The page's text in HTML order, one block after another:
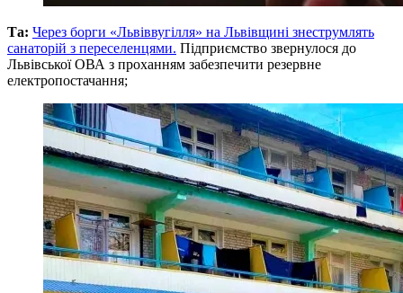
Та: Через борги «Львіввугілля» на Львівщині знеструмлять
санаторій з переселенцями. Підприємство звернулося до
Львівської ОВА з проханням забезпечити резервне
електропостачання;